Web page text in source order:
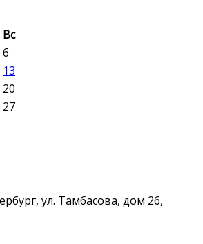
Вс
6
13
20
27
ул. Тамбасова, дом 26,